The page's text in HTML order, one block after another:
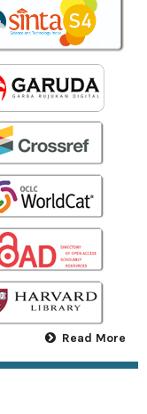
Read More